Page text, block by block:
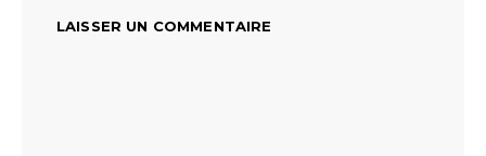
LAISSER UN COMMENTAIRE